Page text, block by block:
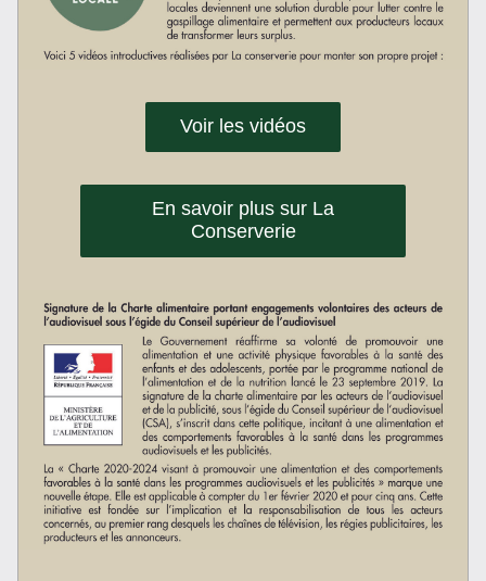
Voir les vidéos
En savoir plus sur La
Conserverie